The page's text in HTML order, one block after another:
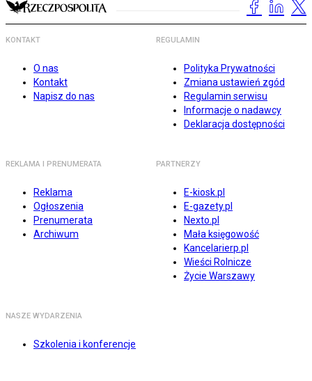
KONTAKT
O nas
Kontakt
Napisz do nas
REGULAMIN
Polityka Prywatności
Zmiana ustawień zgód
Regulamin serwisu
Informacje o nadawcy
Deklaracja dostępności
REKLAMA I PRENUMERATA
Reklama
Ogłoszenia
Prenumerata
Archiwum
PARTNERZY
E-kiosk.pl
E-gazety.pl
Nexto.pl
Mała księgowość
Kancelarierp.pl
Wieści Rolnicze
Życie Warszawy
NASZE WYDARZENIA
Szkolenia i konferencje